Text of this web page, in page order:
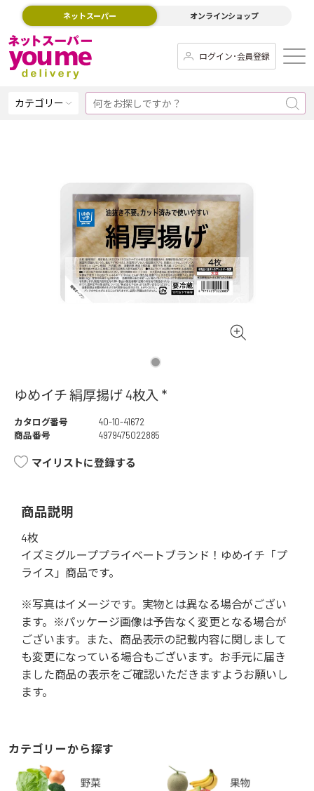
ネットスーパー オンラインショップ
ログイン･会員登録
カテゴリー
ゆめイチ 絹厚揚げ 4枚入 *
カタログ番号
40-10-41672
商品番号
4979475022885
マイリストに登録する
商品説明
4枚
イズミグループプライベートブランド！ゆめイチ「プ
ライス」商品です。
※写真はイメージです。実物とは異なる場合がござい
ます。※パッケージ画像は予告なく変更となる場合が
ございます。また、商品表示の記載内容に関しまして
も変更になっている場合もございます。お手元に届き
ました商品の表示をご確認いただきますようお願いし
ます。
カテゴリーから探す